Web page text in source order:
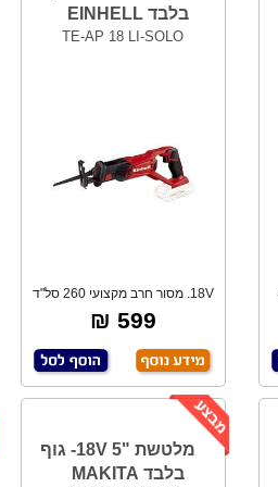
בלבד EINHELL
TE-AP 18 LI-SOLO
18V. מסור חרב מקצועי 260 סל"ד
לעבודות בנ
599 ₪
מלטשת "5 18V- גוף
בלבד MAKITA